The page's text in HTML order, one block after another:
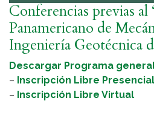
Conferencias previas
Panamericano de
Ingeniería Geotécnica
Descargar Programa
– Inscripción Libre Presencial
– Inscripción Libre Virtual